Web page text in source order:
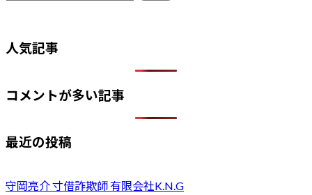
人気記事
コメントが多い記事
最近の投稿
守岡亮介 寸借詐欺師 有限会社K.N.G